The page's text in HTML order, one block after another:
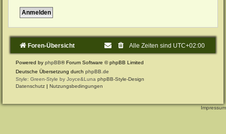
Foren-Übersicht Alle Zeiten sind UTC+02:00
Powered by phpBB® Forum Software © phpBB Limited
Deutsche Übersetzung durch phpBB.de
Style: Green-Style by Joyce&Luna phpBB-Style-Design
Datenschutz
Nutzungsbedingungen
Impressum